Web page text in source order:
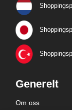
Generelt
Om oss